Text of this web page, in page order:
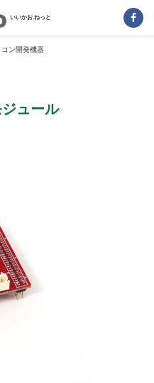
いいかお.ねっと
コン開発機器
ュール